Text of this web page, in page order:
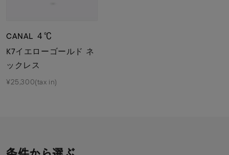
CANAL ４℃
K7イエローゴールド ネ
ックレス
¥25,300(tax in)